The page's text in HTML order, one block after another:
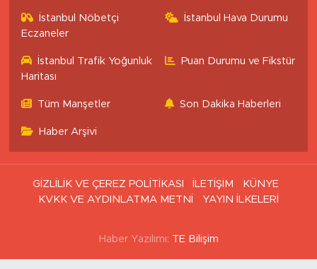
İstanbul Nöbetçi
Eczaneler
İstanbul Hava Durumu
İstanbul Trafik Yoğunluk
Haritası
Puan Durumu ve Fikstür
Tüm Manşetler Son Dakika Haberleri
Haber Arşivi
GİZLİLİK VE ÇEREZ POLİTİKASI İLETİŞİM
KÜNYE
KVKK VE AYDINLATMA METNİ
YAYIN İLKELERİ
Haber Yazılımı: TE Bilişim